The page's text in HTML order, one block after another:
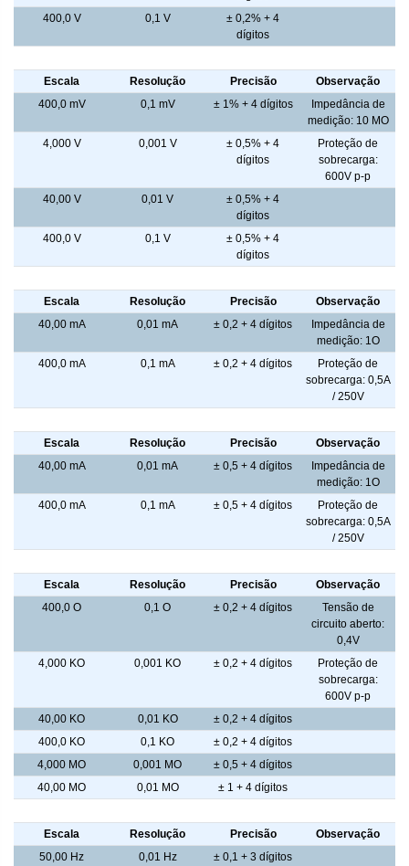
400,0 V
0,1 V
± 0,2% + 4
dígitos
Escala
Resolução Precisão
Observação
400,0 mV
0,1 mV ± 1% + 4 dígitos
Impedância de
medição: 10 MO
4,000 V
0,001 V
± 0,5% + 4
dígitos
Proteção de
sobrecarga:
600V p-p
40,00 V
0,01 V
± 0,5% + 4
dígitos
400,0 V
0,1 V
± 0,5% + 4
dígitos
Escala
Resolução Precisão
Observação
40,00 mA
0,01 mA ± 0,2 + 4 dígitos
Impedância de
medição: 1O
400,0 mA
0,1 mA ± 0,2 + 4 dígitos
Proteção de
sobrecarga: 0,5A
/ 250V
Escala
Resolução Precisão
Observação
40,00 mA
0,01 mA ± 0,5 + 4 dígitos
Impedância de
medição: 1O
400,0 mA
0,1 mA ± 0,5 + 4 dígitos
Proteção de
sobrecarga: 0,5A
/ 250V
Escala
Resolução Precisão
Observação
400,0 O
0,1 O ± 0,2 + 4 dígitos
Tensão de
circuito aberto:
0,4V
4,000 KO
0,001 KO ± 0,2 + 4 dígitos
Proteção de
sobrecarga:
600V p-p
40,00 KO
0,01 KO
± 0,2 + 4 dígitos
400,0 KO
0,1 KO
± 0,2 + 4 dígitos
4,000 MO
0,001 MO
± 0,5 + 4 dígitos
40,00 MO
0,01 MO
± 1 + 4 dígitos
Escala
Resolução Precisão
Observação
50,00 Hz
0,01 Hz ± 0,1 + 3 dígitos